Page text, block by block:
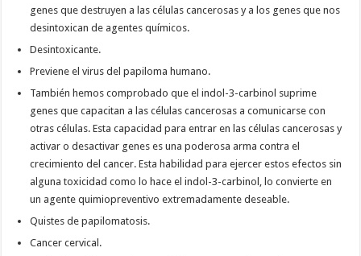
genes que destruyen a las células cancerosas y a los genes que nos
desintoxican de agentes químicos.
Desintoxicante.
Previene el virus del papiloma humano.
También hemos comprobado que el indol-3-carbinol suprime
genes que capacitan a las células cancerosas a comunicarse con
otras células. Esta capacidad para entrar en las células cancerosas y
activar o desactivar genes es una poderosa arma contra el
crecimiento del cancer. Esta habilidad para ejercer estos efectos sin
alguna toxicidad como lo hace el indol-3-carbinol, lo convierte en
un agente quimiopreventivo extremadamente deseable.
Quistes de papilomatosis.
Cancer cervical.